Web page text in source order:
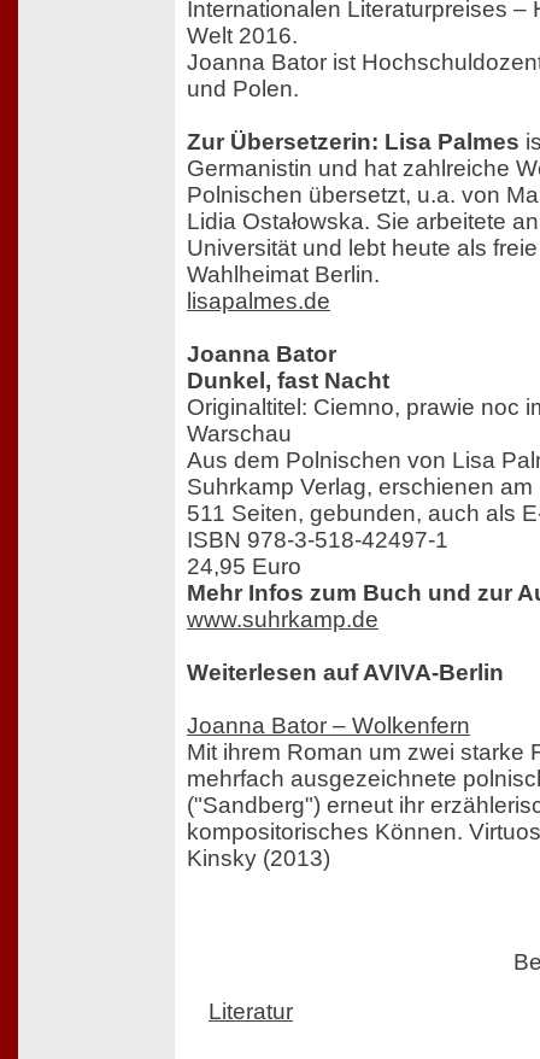
Internationalen Literaturpreises –
Welt 2016.
Joanna Bator ist
und Polen.
Zur Übersetzerin: Lisa Palmes
Germanistin und hat zahlreiche
Polnischen übersetzt, u.a. von
Lidia Ostałowska. Sie arbeitete
Universität und lebt heute als
Wahlheimat Berlin.
lisapalmes.de
Joanna Bator
Dunkel, fast Nacht
Originaltitel: Ciemno, prawie noc
Warschau
Aus dem Polnischen von Lisa
Suhrkamp Verlag, erschienen am
511 Seiten, gebunden, auch als
ISBN 978-3-518-42497-1
24,95 Euro
Mehr Infos zum Buch und zur
www.suhrkamp.de
Weiterlesen auf AVIVA-Berlin
Joanna Bator – Wolkenfern
Mit ihrem Roman um zwei starke
mehrfach ausgezeichnete
("Sandberg") erneut ihr
kompositorisches Können.
Kinsky (2013)
Literatur